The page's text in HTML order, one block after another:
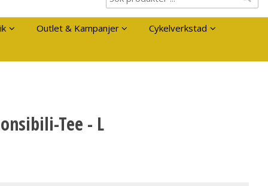
Outlet & Kampanjer Cykelverkstad
Tee - L